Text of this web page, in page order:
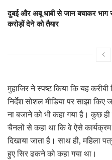
दुबई और अबू धाबी से जान बचाकर
करोड़ों देने को तैयार
मुहाजिर ने स्पष्ट किया कि यह करीबी
निर्देश सोशल मीडिया पर साझा
ना बजाने को भी कहा गया है। कुछ
चैनलों से कहा था कि वे ऐसे कार्यक्रम
दिखाया जाता है। साथ ही, महिला
हुए सिर ढकने को कहा गया था।